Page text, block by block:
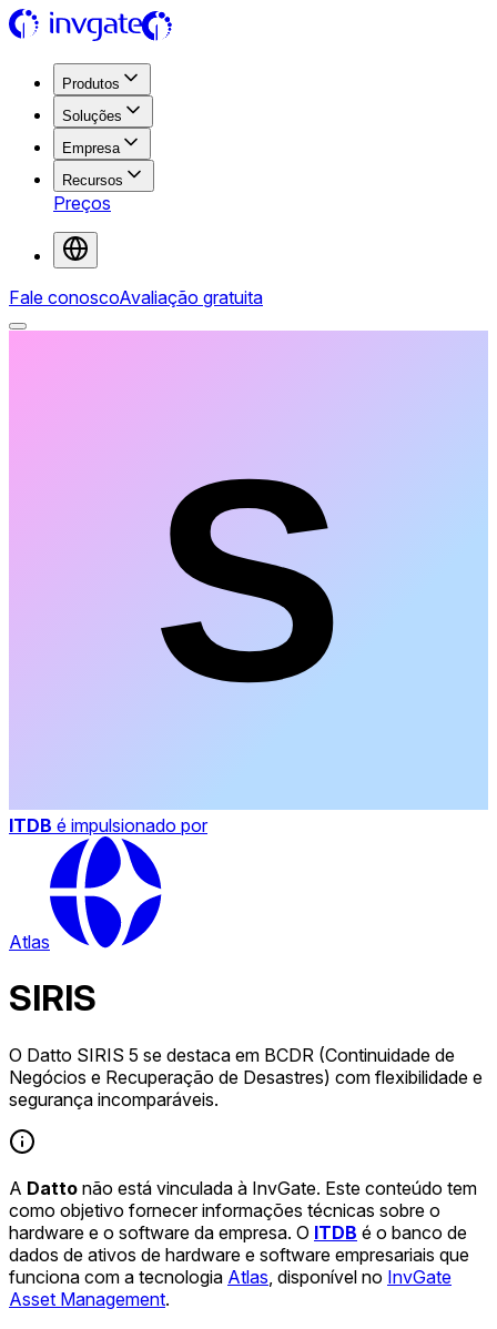
Produtos
Soluções
Empresa
Recursos
Preços
Fale conoscoAvaliação gratuita
ITDB é impulsionado por
Atlas
SIRIS
O Datto SIRIS 5 se destaca em BCDR (Continuidade de
Negócios e Recuperação de Desastres) com flexibilidade e
segurança incomparáveis.
A Datto não está vinculada à InvGate. Este conteúdo tem
como objetivo fornecer informações técnicas sobre o
hardware e o software da empresa. O ITDB é o banco de
dados de ativos de hardware e software empresariais que
funciona com a tecnologia Atlas , disponível no InvGate
Asset Management.